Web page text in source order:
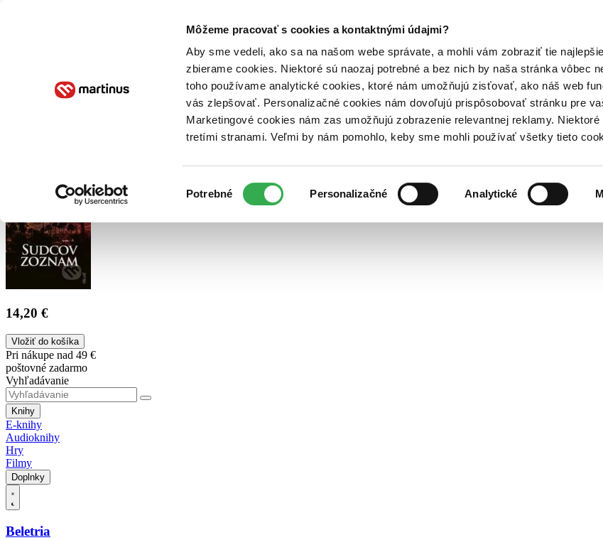
Môžeme pracovať s cookies a kontaktnými údajmi?
Aby sme vedeli, ako sa na našom webe správate, a mohli vám zobraziť tie
zbierame cookies. Niektoré sú naozaj potrebné a bez nich by naša stránka vôbec
toho používame analytické cookies, ktoré nám umožňujú zisťovať, ako náš web
vás zlepšovať. Personalizačné cookies nám dovoľujú prispôsobovať stránku pre
Marketingové cookies nám zas umožňujú zobrazenie relevantnej reklamy.
tretími stranami. Veľmi by nám pomohlo, keby sme mohli používať všetky tieto
súhlasu
Potrebné Personalizačné Analytické
Poukážky Kontakt
14,20 €
Vložiť do košíka
Pri nákupe nad 49 €
poštovné zadarmo
Vyhľadávanie
Knihy
E-knihy
Audioknihy
Hry
Filmy
Doplnky
Beletria